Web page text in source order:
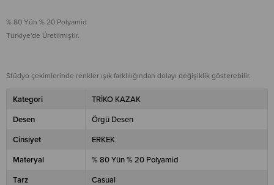
% 80 Yün % 20 Polyamid
Türkiye'de Üretilmiştir.
Stüdyo çekimlerinde renkler ışık farklılığından dolayı değişiklik gösterebilir.
Kategori TRİKO KAZAK
Desen Örgü Desen
Cinsiyet ERKEK
Materyal % 80 Yün % 20 Polyamid
Tarz Casual